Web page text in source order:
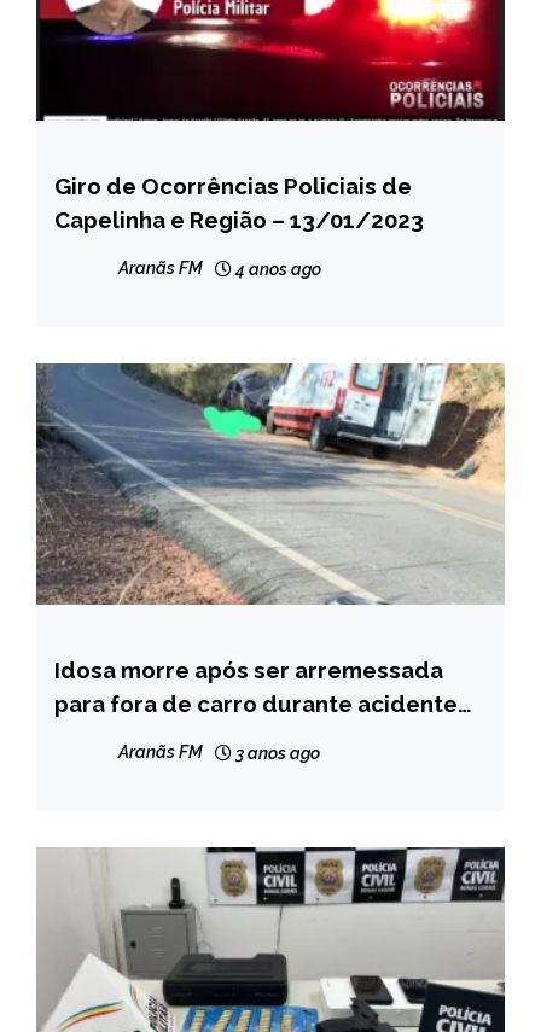
CAPELINHA
Giro de Ocorrências Policiais de
Capelinha e Região – 13/01/2023
Aranãs FM 4 anos ago
CAPELINHA
MINAS
Idosa morre após ser arremessada
para fora de carro durante acidente
Aranãs FM 3 anos ago